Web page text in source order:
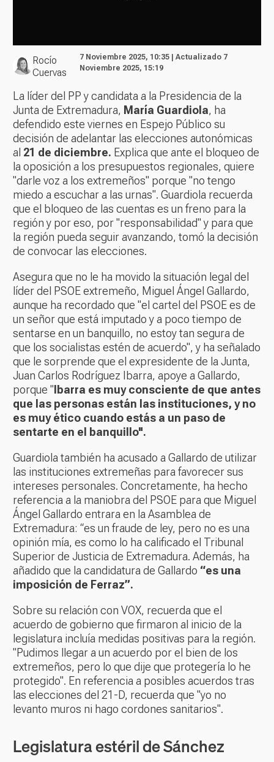
Rocío
Cuervas
7 Noviembre 2025, 10:35 | Actualizado 7
Noviembre 2025, 15:19
La líder del PP y candidata a la Presidencia de la
Junta de Extremadura, María Guardiola, ha
defendido este viernes en Espejo Público su
decisión de adelantar las elecciones autonómicas
al 21 de diciembre. Explica que ante el bloqueo de
la oposición a los presupuestos regionales, quiere
"darle voz a los extremeños" porque "no tengo
miedo a escuchar a las urnas". Guardiola recuerda
que el bloqueo de las cuentas es un freno para la
región y por eso, por "responsabilidad" y para que
la región pueda seguir avanzando, tomó la decisión
de convocar las elecciones.
Asegura que no le ha movido la situación legal del
líder del PSOE extremeño, Miguel Ángel Gallardo,
aunque ha recordado que "el cartel del PSOE es de
un señor que está imputado y a poco tiempo de
sentarse en un banquillo, no estoy tan segura de
que los socialistas estén de acuerdo", y ha señalado
que le sorprende que el expresidente de la Junta,
Juan Carlos Rodríguez Ibarra, apoye a Gallardo,
porque " Ibarra es muy consciente de que antes
que las personas están las instituciones, y no
es muy ético cuando estás a un paso de
sentarte en el banquillo".
Guardiola también ha acusado a Gallardo de utilizar
las instituciones extremeñas para favorecer sus
intereses personales. Concretamente, ha hecho
referencia a la maniobra del PSOE para que Miguel
Ángel Gallardo entrara en la Asamblea de
Extremadura: “es un fraude de ley, pero no es una
opinión mía, es como lo ha calificado el Tribunal
Superior de Justicia de Extremadura. Además, ha
añadido que la candidatura de Gallardo “es una
imposición de Ferraz”.
Sobre su relación con VOX, recuerda que el
acuerdo de gobierno que firmaron al inicio de la
legislatura incluía medidas positivas para la región.
"Pudimos llegar a un acuerdo por el bien de los
extremeños, pero lo que dije que protegería lo he
protegido". En referencia a posibles acuerdos tras
las elecciones del 21-D, recuerda que "yo no
levanto muros ni hago cordones sanitarios".
Legislatura estéril de Sánchez